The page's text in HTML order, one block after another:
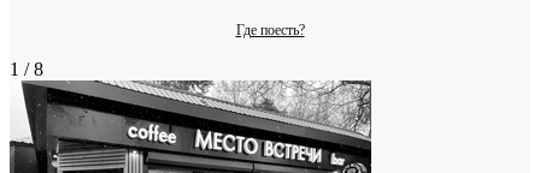
Где поесть?
1 / 8